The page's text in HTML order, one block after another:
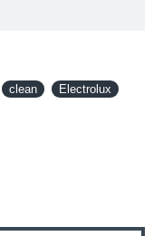
clean
Electrolux